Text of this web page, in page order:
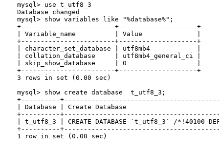
mysql> use t_utf8_3
Database changed
mysql> show variables like "%database%";
+------------------------+--------------------+
| Variable_name          | Value              |
+------------------------+--------------------+
| character_set_database | utf8mb4            |
| collation_database     | utf8mb4_general_ci |
| skip_show_database     | 0                  |
+------------------------+--------------------+
3 rows in set (0.00 sec)
mysql> show create database  t_utf8_3;
+----------
| Database | Create Database
+----------
| t_utf8_3 | CREATE DATABASE `t_utf8_3` /*!40100
+----------